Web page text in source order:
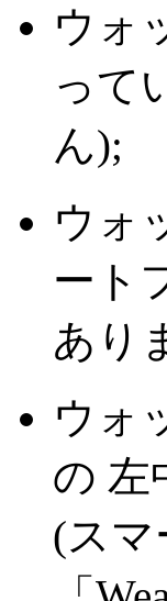
ウォ
って
ん);
ウォ
ート
あり
ウォ
の 左
(ス